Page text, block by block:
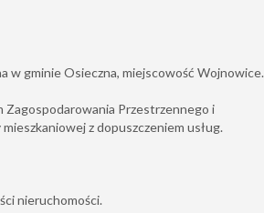
w gminie Osieczna, miejscowość Wojnowice.
Zagospodarowania Przestrzennego i
z dopuszczeniem usług.
nieruchomości.